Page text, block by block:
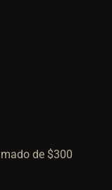
de $300